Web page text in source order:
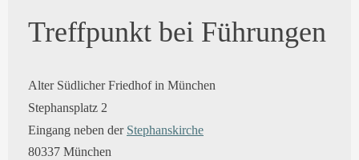
Treffpunkt bei Führungen
Alter Südlicher Friedhof in München
Stephansplatz 2
Eingang neben der Stephanskirche
80337 München